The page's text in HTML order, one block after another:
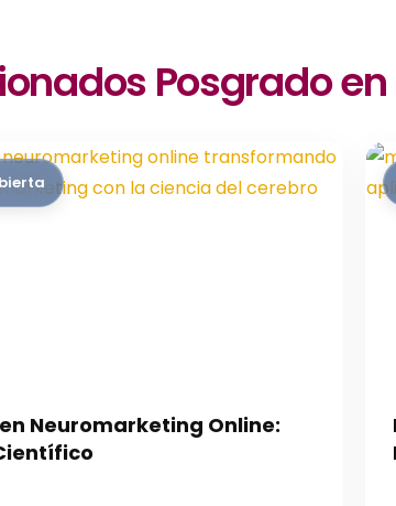
Posgrado en
Neuromarketing Online: